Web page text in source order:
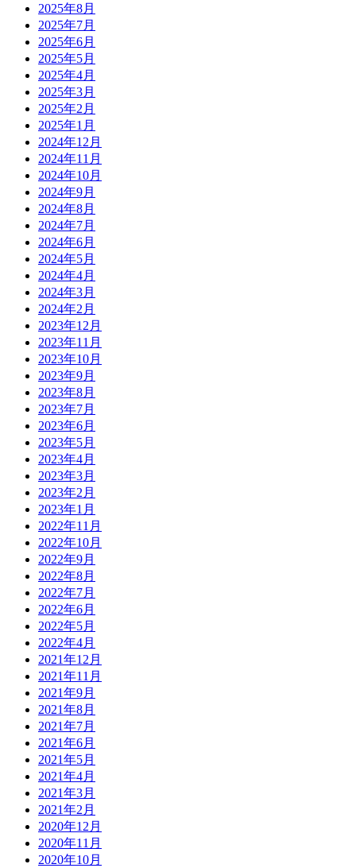
2025年8月
2025年7月
2025年6月
2025年5月
2025年4月
2025年3月
2025年2月
2025年1月
2024年12月
2024年11月
2024年10月
2024年9月
2024年8月
2024年7月
2024年6月
2024年5月
2024年4月
2024年3月
2024年2月
2023年12月
2023年11月
2023年10月
2023年9月
2023年8月
2023年7月
2023年6月
2023年5月
2023年4月
2023年3月
2023年2月
2023年1月
2022年11月
2022年10月
2022年9月
2022年8月
2022年7月
2022年6月
2022年5月
2022年4月
2021年12月
2021年11月
2021年9月
2021年8月
2021年7月
2021年6月
2021年5月
2021年4月
2021年3月
2021年2月
2020年12月
2020年11月
2020年10月